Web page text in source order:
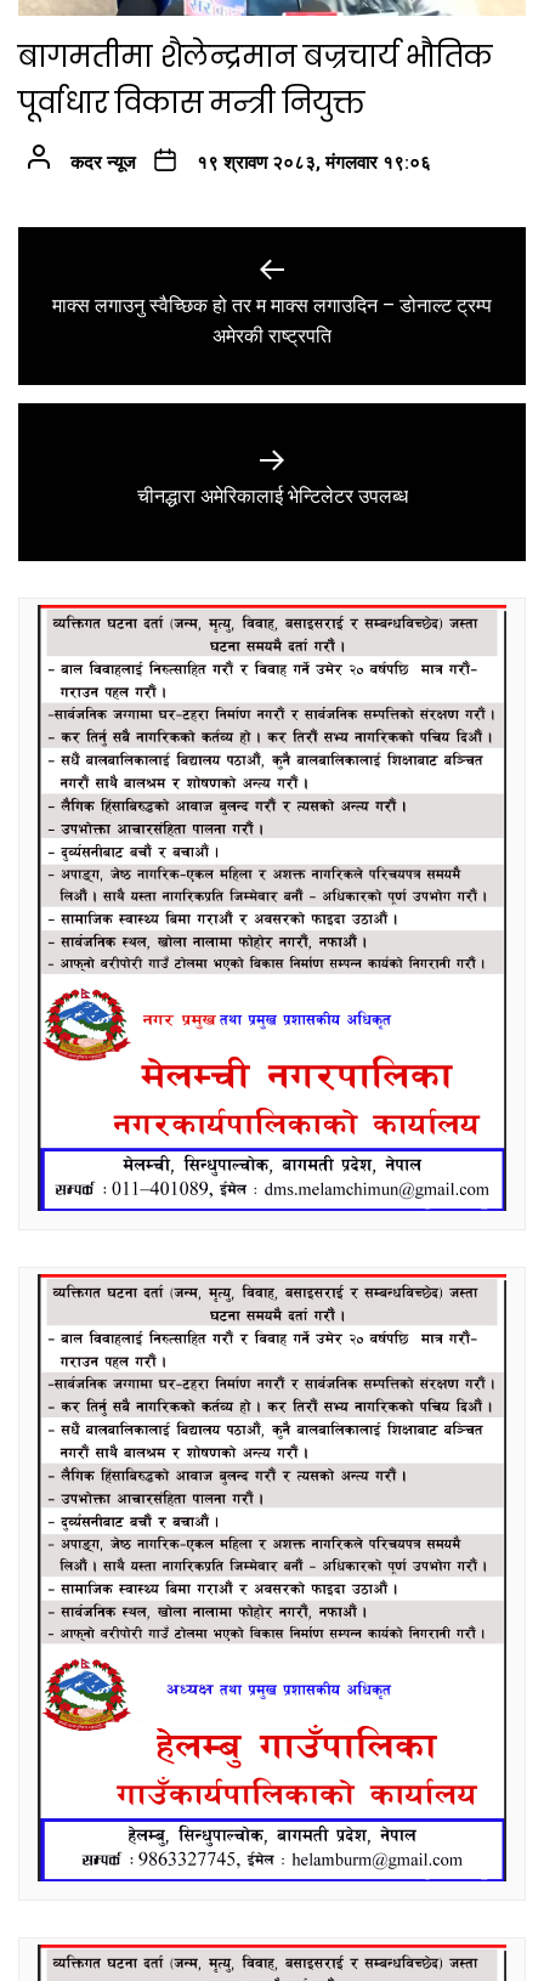
बागमतीमा शैलेन्द्रमान बज्रचार्य भौतिक
पूर्वाधार विकास मन्त्री नियुक्त
कदर न्यूज १९ श्रावण २०८३, मंगलवार १९:०६
navigation
Previous
post:
माक्स लगाउनु स्वैच्छिक हो तर म माक्स लगाउदिन – डोनाल्ट ट्रम्प
अमेरकी राष्ट्रपति
Next
चीनद्धारा अमेरिकालाई भेन्टिलेटर उपलब्ध